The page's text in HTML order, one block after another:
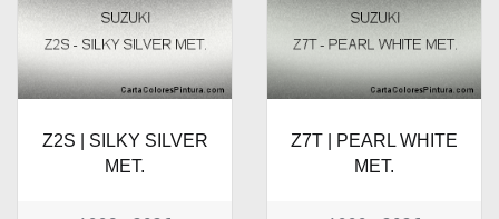
Z2S | SILKY SILVER
MET.
Z7T | PEARL WHITE
MET.